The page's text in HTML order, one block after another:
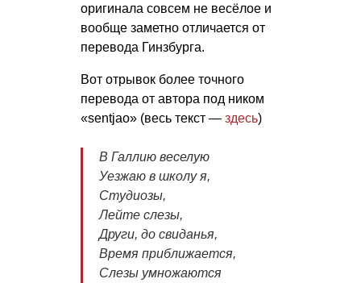
оригинала совсем не весёлое и
вообще заметно отличается от
перевода Гинзбурга.
Вот отрывок более точного
перевода от автора под ником
«sentjao» (весь текст — здесь)
В Галлию веселую
Уезжаю в школу я,
Студиозы,
Лейте слезы,
Други, до свиданья,
Время приближается,
Слезы умножаются